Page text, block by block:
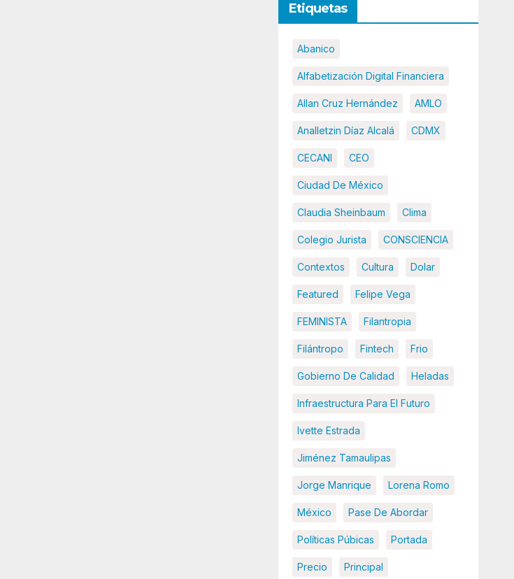
Etiquetas
Abanico
Alfabetización Digital Financiera
Allan Cruz Hernández AMLO
Analletzin Díaz Alcalá CDMX
CECANI CEO
Ciudad De México
Claudia Sheinbaum Clima
Colegio Jurista CONSCIENCIA
Contextos Cultura Dolar
Featured Felipe Vega
FEMINISTA Filantropia
Filántropo Fintech Frio
Gobierno De Calidad Heladas
Infraestructura Para El Futuro
Ivette Estrada
Jiménez Tamaulipas
Jorge Manrique Lorena Romo
México Pase De Abordar
Políticas Púbicas Portada
Precio Principal